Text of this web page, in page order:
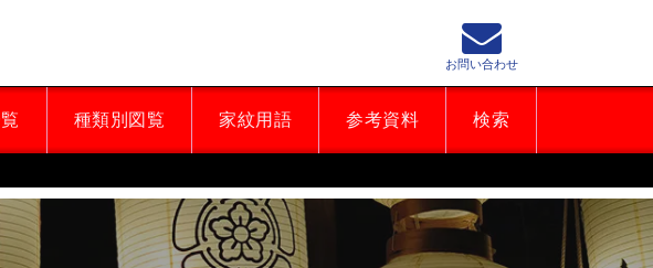
種類別図覧 家紋用語 参考資料 検索
お問い合わせ